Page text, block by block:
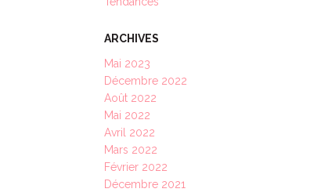
ARCHIVES
Mai 2023
Décembre 2022
Août 2022
Mai 2022
Avril 2022
Mars 2022
Février 2022
Décembre 2021